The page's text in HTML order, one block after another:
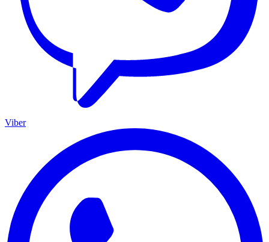
Viber